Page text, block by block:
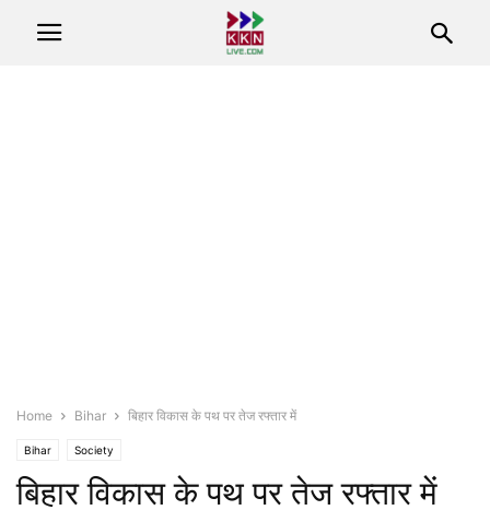
Home Bihar बिहार विकास के पथ पर तेज रफ्तार में
Bihar Society
बिहार विकास के पथ पर तेज रफ्तार में